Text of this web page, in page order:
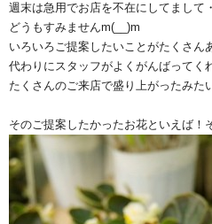
週末は急用でお店を不在にしてまして
どうもすみませんm(__)m
いろいろご提案したいことがたくさん
代わりにスタッフがよくがんばってく
たくさんのご来店で盛り上がったみた
そのご提案したかったお花といえば！